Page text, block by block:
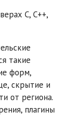
C, C++,
такие
форм,
скрытие и
от региона.
плагины